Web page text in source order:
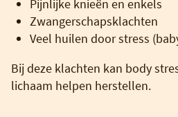
Pijnlijke knieën en enkels
Zwangerschapsklachten
Veel huilen door stress
Bij deze klachten kan body
lichaam helpen herstellen.